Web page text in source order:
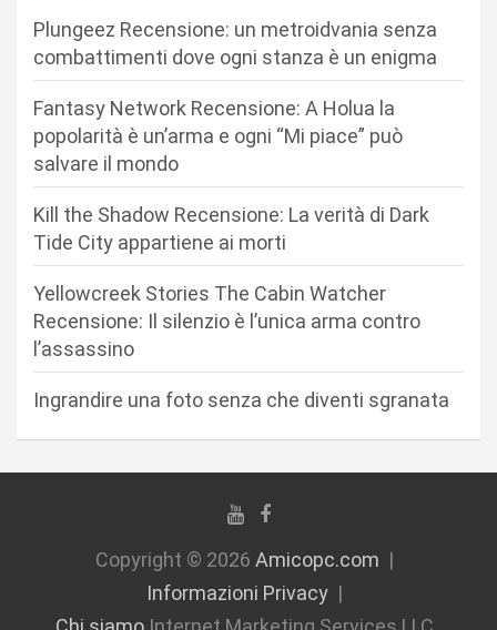
Plungeez Recensione: un metroidvania senza
combattimenti dove ogni stanza è un enigma
Fantasy Network Recensione: A Holua la
popolarità è un’arma e ogni “Mi piace” può
salvare il mondo
Kill the Shadow Recensione: La verità di Dark
Tide City appartiene ai morti
Yellowcreek Stories The Cabin Watcher
Recensione: Il silenzio è l’unica arma contro
l’assassino
Ingrandire una foto senza che diventi sgranata
Copyright © 2026 Amicopc.com
Informazioni Privacy